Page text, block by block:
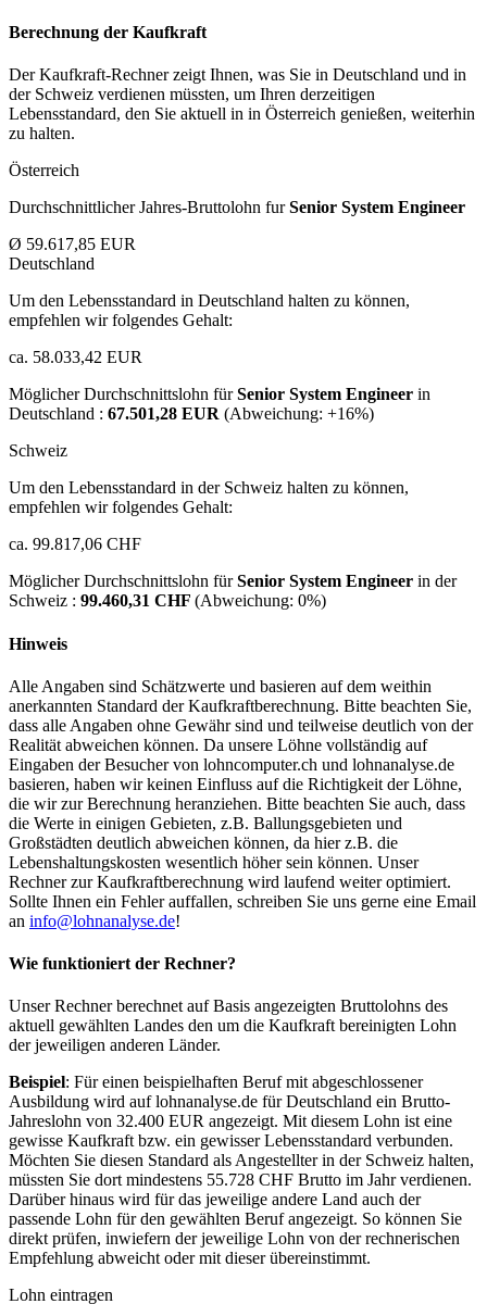
Berechnung der Kaufkraft
Der Kaufkraft-Rechner zeigt Ihnen, was Sie in Deutschland und in
der Schweiz verdienen müssten, um Ihren derzeitigen
Lebensstandard, den Sie aktuell in in Österreich genießen, weiterhin
zu halten.
Österreich
Durchschnittlicher Jahres-Bruttolohn furSenior System Engineer
Ø 59.617,85 EUR
Deutschland
Um den Lebensstandard in Deutschland halten zu können,
empfehlen wir folgendes Gehalt:
ca. 58.033,42 EUR
Möglicher Durchschnittslohn fürSenior System Engineer in
Deutschland : 67.501,28 EUR (Abweichung: +16%)
Schweiz
Um den Lebensstandard in der Schweiz halten zu können,
empfehlen wir folgendes Gehalt:
ca. 99.817,06 CHF
Möglicher Durchschnittslohn fürSenior System Engineer in der
Schweiz : 99.460,31 CHF (Abweichung: 0%)
Hinweis
Alle Angaben sind Schätzwerte und basieren auf dem weithin
anerkannten Standard der Kaufkraftberechnung. Bitte beachten Sie,
dass alle Angaben ohne Gewähr sind und teilweise deutlich von der
Realität abweichen können. Da unsere Löhne vollständig auf
Eingaben der Besucher von lohncomputer.ch und lohnanalyse.de
basieren, haben wir keinen Einfluss auf die Richtigkeit der Löhne,
die wir zur Berechnung heranziehen. Bitte beachten Sie auch, dass
die Werte in einigen Gebieten, z.B. Ballungsgebieten und
Großstädten deutlich abweichen können, da hier z.B. die
Lebenshaltungskosten wesentlich höher sein können. Unser
Rechner zur Kaufkraftberechnung wird laufend weiter optimiert.
Sollte Ihnen ein Fehler auffallen, schreiben Sie uns gerne eine Email
an info@lohnanalyse.de!
Wie funktioniert der Rechner?
Unser Rechner berechnet auf Basis angezeigten Bruttolohns des
aktuell gewählten Landes den um die Kaufkraft bereinigten Lohn
der jeweiligen anderen Länder.
Beispiel: Für einen beispielhaften Beruf mit abgeschlossener
Ausbildung wird auf lohnanalyse.de für Deutschland ein Brutto-
Jahreslohn von 32.400 EUR angezeigt. Mit diesem Lohn ist eine
gewisse Kaufkraft bzw. ein gewisser Lebensstandard verbunden.
Möchten Sie diesen Standard als Angestellter in der Schweiz halten,
müssten Sie dort mindestens 55.728 CHF Brutto im Jahr verdienen.
Darüber hinaus wird für das jeweilige andere Land auch der
passende Lohn für den gewählten Beruf angezeigt. So können Sie
direkt prüfen, inwiefern der jeweilige Lohn von der rechnerischen
Empfehlung abweicht oder mit dieser übereinstimmt.
Lohn eintragen